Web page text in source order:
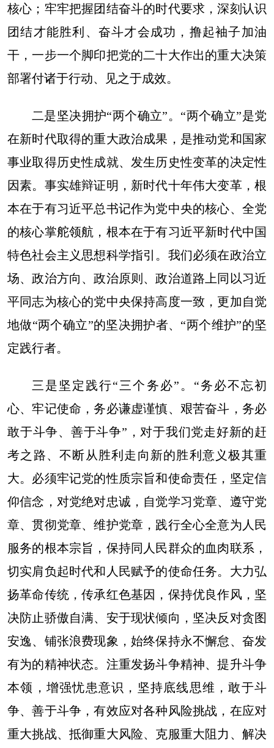
核心；牢牢把握团结奋斗的时代要求，深刻认识
团结才能胜利、奋斗才会成功，撸起袖子加油
干，一步一个脚印把党的二十大作出的重大决策
部署付诸于行动、见之于成效。
二是坚决拥护“两个确立”。“两个确立”是党
在新时代取得的重大政治成果，是推动党和国家
事业取得历史性成就、发生历史性变革的决定性
因素。事实雄辩证明，新时代十年伟大变革，根
本在于有习近平总书记作为党中央的核心、全党
的核心掌舵领航，根本在于有习近平新时代中国
特色社会主义思想科学指引。我们必须在政治立
场、政治方向、政治原则、政治道路上同以习近
平同志为核心的党中央保持高度一致，更加自觉
地做“两个确立”的坚决拥护者、“两个维护”的坚
定践行者。
三是坚定践行“三个务必”。“务必不忘初
心、牢记使命，务必谦虚谨慎、艰苦奋斗，务必
敢于斗争、善于斗争”，对于我们党走好新的赶
考之路、不断从胜利走向新的胜利意义极其重
大。必须牢记党的性质宗旨和使命责任，坚定信
仰信念，对党绝对忠诚，自觉学习党章、遵守党
章、贯彻党章、维护党章，践行全心全意为人民
服务的根本宗旨，保持同人民群众的血肉联系，
切实肩负起时代和人民赋予的使命任务。大力弘
扬革命传统，传承红色基因，保持优良作风，坚
决防止骄傲自满、安于现状倾向，坚决反对贪图
安逸、铺张浪费现象，始终保持永不懈怠、奋发
有为的精神状态。注重发扬斗争精神、提升斗争
本领，增强忧患意识，坚持底线思维，敢于斗
争、善于斗争，有效应对各种风险挑战，在应对
重大挑战、抵御重大风险、克服重大阻力、解决